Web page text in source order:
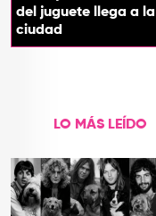
del juguete llega a la
ciudad
LO MÁS LEÍDO